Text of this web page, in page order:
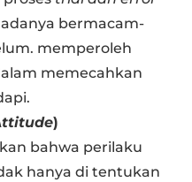
bermacam-
memperoleh
memecahkan
)
bahwa perilaku
hanya di tentukan